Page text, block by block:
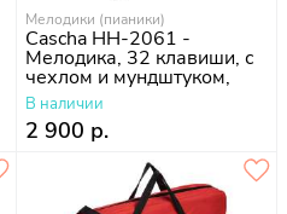
Мелодики (пианики)
Cascha HH-2061 -
Мелодика, 32 клавиши, с
чехлом и мундштуком,
черная
В наличии
2 900 р.